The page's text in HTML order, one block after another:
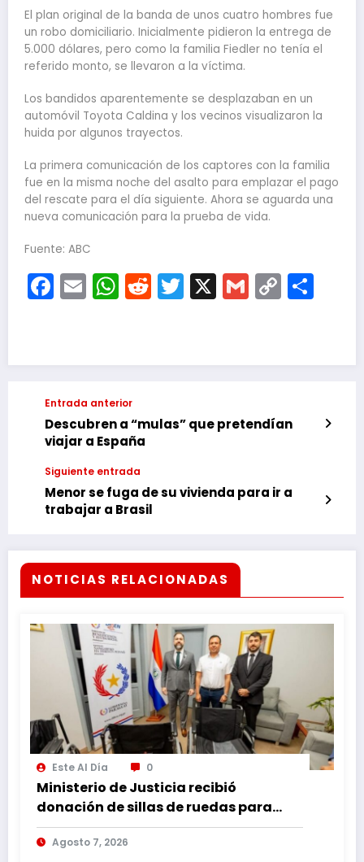
El plan original de la banda de unos cuatro hombres fue
un robo domiciliario. Inicialmente pidieron la entrega de
5.000 dólares, pero como la familia Fiedler no tenía el
referido monto, se llevaron a la víctima.
Los bandidos aparentemente se desplazaban en un
automóvil Toyota Caldina y los vecinos visualizaron la
huida por algunos trayectos.
La primera comunicación de los captores con la familia
fue en la misma noche del asalto para emplazar el pago
del rescate para el día siguiente. Ahora se aguarda una
nueva comunicación para la prueba de vida.
Fuente: ABC
Facebook
EmailWhatsApp
Reddit
Twitter
X Gmail
Copy
Entrada anterior
Descubren a “mulas” que pretendían
viajar a España
Siguiente entrada
Menor se fuga de su vivienda para ir a
trabajar a Brasil
NOTICIAS RELACIONADAS
Este Al Día 0
Ministerio de Justicia recibió
donación de sillas de ruedas para
internos vulnerables
Agosto 7, 2026